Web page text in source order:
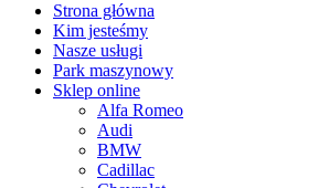
Strona główna
Kim jesteśmy
Nasze usługi
Park maszynowy
Sklep online
Alfa Romeo
Audi
BMW
Cadillac